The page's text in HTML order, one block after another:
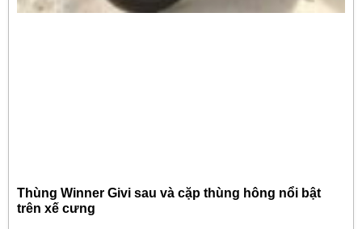
Thùng Winner Givi sau và cặp thùng hông nổi bật
trên xế cưng